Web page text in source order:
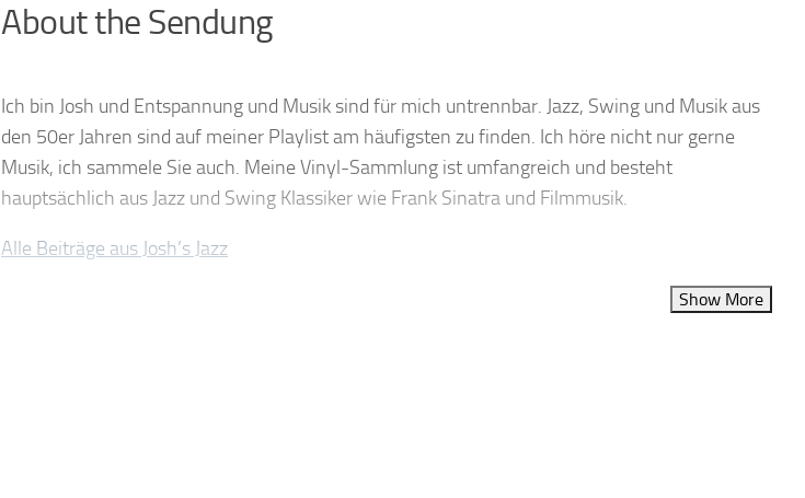
About the Sendung
Ich bin Josh und Entspannung und Musik sind für mich untrennbar. Jazz, Swing und Musik aus
den 50er Jahren sind auf meiner Playlist am häufigsten zu finden. Ich höre nicht nur gerne
Musik, ich sammele Sie auch. Meine Vinyl-Sammlung ist umfangreich und besteht
hauptsächlich aus Jazz und Swing Klassiker wie Frank Sinatra und Filmmusik.
Alle Beiträge aus Josh’s Jazz